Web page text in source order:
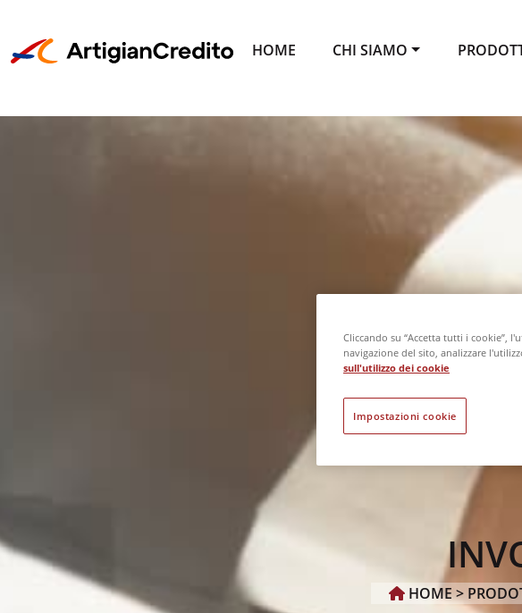
HOME CHI SIAMO
HOME >
Cliccando su “Accetta tutti i cookie”,
navigazione del sito, analizzare
sull'utilizzo dei cookie
Impostazioni cookie